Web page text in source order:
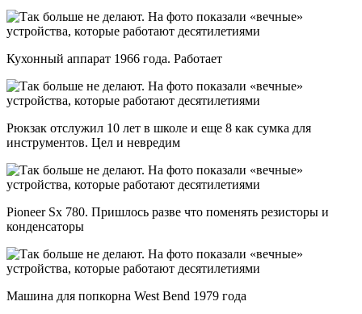
Кухонный аппарат 1966 года. Работает
Рюкзак отслужил 10 лет в школе и еще 8 как сумка для
инструментов. Цел и невредим
Pioneer Sx 780. Пришлось разве что поменять резисторы и
конденсаторы
Машина для попкорна West Bend 1979 года